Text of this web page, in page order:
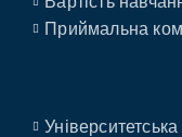
Приймальна
Університетська